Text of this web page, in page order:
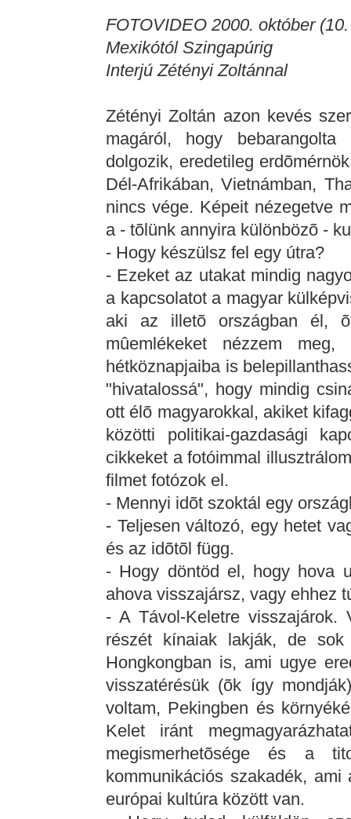
FOTOVIDEO 2000. október
Mexikótól Szingapúrig
Interjú Zétényi Zoltánnal
Zétényi Zoltán azon kevés
magáról, hogy
dolgozik, eredetileg
Dél-Afrikában, Vietnámban,
nincs vége. Képeit nézegetve
a - tõlünk annyira különbözõ -
- Hogy készülsz fel egy útra?
- Ezeket az utakat mindig
a kapcsolatot a magyar
aki az illetõ országban él,
mûemlékeket nézzem
hétköznapjaiba is
"hivatalossá", hogy mindig
ott élõ magyarokkal, akiket
közötti politikai-gazdasági
cikkeket a fotóimmal
filmet fotózok el.
- Mennyi idõt szoktál egy
- Teljesen változó, egy hetet
és az idõtõl függ.
- Hogy döntöd el, hogy hova
ahova visszajársz, vagy ehhez
- A Távol-Keletre visszajárok.
részét kínaiak lakják, de
Hongkongban is, ami ugye
visszatérésük (õk így
voltam, Pekingben és
Kelet iránt
megismerhetõsége és a
kommunikációs szakadék,
európai kultúra között van.